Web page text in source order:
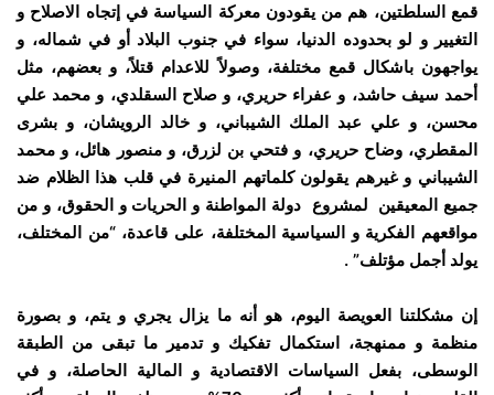
قمع السلطتين، هم من يقودون معركة السياسة في إتجاه الاصلاح و
التغيير و لو بحدوده الدنيا، سواء في جنوب البلاد أو في شماله، و
يواجهون باشكال قمع مختلفة، وصولاً للاعدام قتلاً، و بعضهم، مثل
أحمد سيف حاشد، و عفراء حريري، و صلاح السقلدي، و محمد علي
محسن، و علي عبد الملك الشيباني، و خالد الرويشان، و بشرى
المقطري، وضاح حريري، و فتحي بن لزرق، و منصور هائل، و محمد
الشيباني و غيرهم يقولون كلماتهم المنيرة في قلب هذا الظلام ضد
جميع المعيقين لمشروع دولة المواطنة و الحريات و الحقوق، و من
مواقعهم الفكرية و السياسية المختلفة، على قاعدة، “من المختلف،
يولد أجمل مؤتلف” .
إن مشكلتنا العويصة اليوم، هو أنه ما يزال يجري و يتم، و بصورة
منظمة و ممنهجة، استكمال تفكيك و تدمير ما تبقى من الطبقة
الوسطى، بفعل السياسات الاقتصادية و المالية الحاصلة، و في